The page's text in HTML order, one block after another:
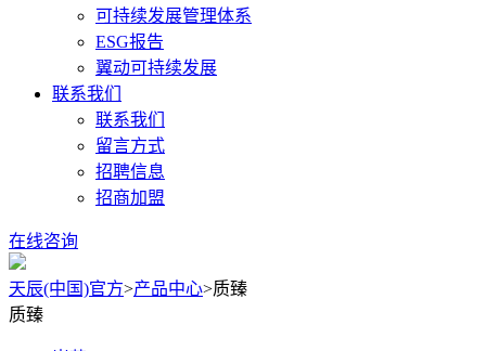
可持续发展管理体系
ESG报告
翼动可持续发展
联系我们
联系我们
留言方式
招聘信息
招商加盟
在线咨询
天辰(中国)官方>产品中心>质臻
质臻